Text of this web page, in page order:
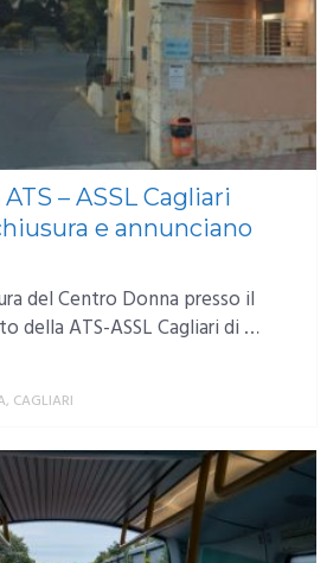
– ASSL Cagliari
e annunciano
del Centro Donna presso il
della ATS-ASSL Cagliari di …
, CAGLIARI